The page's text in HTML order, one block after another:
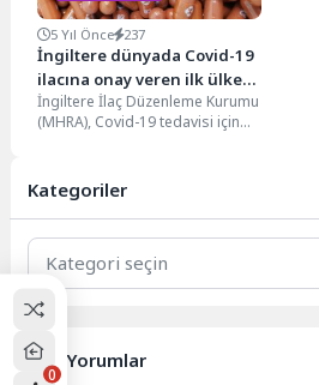
5 Yıl Önce 237
İngiltere dünyada Covid-19
ilacına onay veren ilk ülke
oldu
İngiltere İlaç Düzenleme Kurumu
(MHRA), Covid-19 tedavisi için
Kategoriler
Kategoriler
Son Yorumlar
0